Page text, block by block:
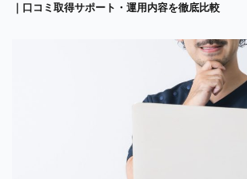
｜口コミ取得サポート・運用内容を徹底比較